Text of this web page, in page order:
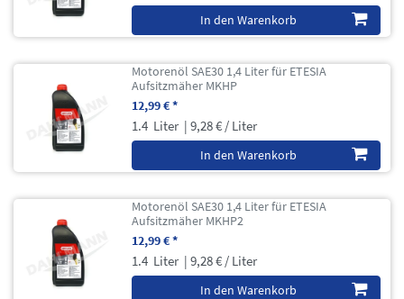
In den Warenkorb
Motorenöl SAE30 1,4 Liter für ETESIA
Aufsitzmäher MKHP
12,99 € *
1.4 Liter | 9,28 € / Liter
In den Warenkorb
Motorenöl SAE30 1,4 Liter für ETESIA
Aufsitzmäher MKHP2
12,99 € *
1.4 Liter | 9,28 € / Liter
In den Warenkorb